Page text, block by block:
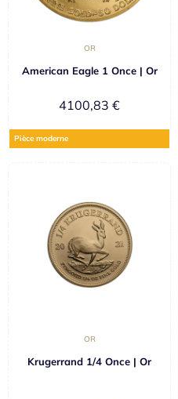
OR
American Eagle 1 Once | Or
4100,83 €
Pièce moderne
OR
Krugerrand 1/4 Once | Or